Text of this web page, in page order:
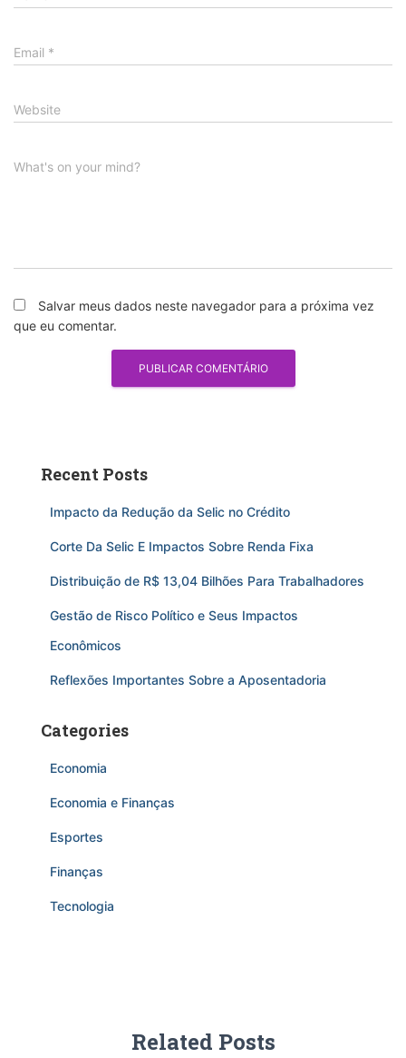
Email *
Website
What's on your mind?
Salvar meus dados neste navegador para a próxima vez
que eu comentar.
Recent Posts
Impacto da Redução da Selic no Crédito
Corte Da Selic E Impactos Sobre Renda Fixa
Distribuição de R$ 13,04 Bilhões Para Trabalhadores
Gestão de Risco Político e Seus Impactos
Econômicos
Reflexões Importantes Sobre a Aposentadoria
Categories
Economia
Economia e Finanças
Esportes
Finanças
Tecnologia
Related Posts